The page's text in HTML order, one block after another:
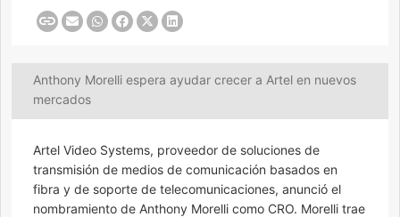
Anthony Morelli espera ayudar crecer a Artel en nuevos
mercados
Artel Video Systems, proveedor de soluciones de
transmisión de medios de comunicación basados ​​en
fibra y de soporte de telecomunicaciones, anunció el
nombramiento de Anthony Morelli como CRO. Morelli trae